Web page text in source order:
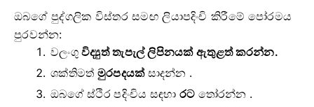
ඔබගේ පුද්ගලික විස්තර සමඟ ලියාපදිංචි කිරීමේ පෝරමය
පුරවන්න:
වලංගුවිද්‍යුත් තැපැල් ලිපිනයක් ඇතුළත් කරන්න.
ශක්තිමත් මුරපදයක්සාදන්න .
ඔබගේ ස්ථිර පදිංචිය සඳහා රට තෝරන්න .